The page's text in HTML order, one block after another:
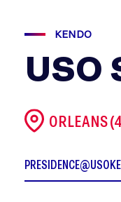
KENDO
USO
ORLEANS